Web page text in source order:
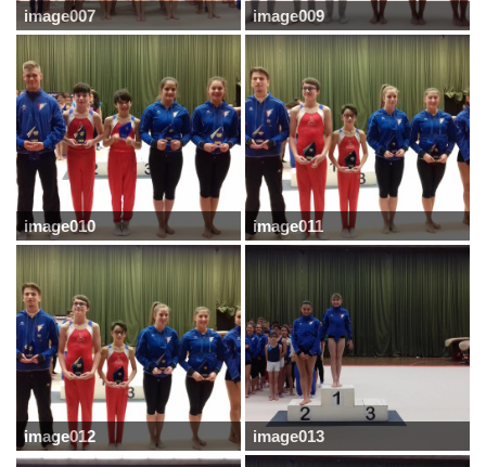
image007 image009
image010 image011
image012 image013